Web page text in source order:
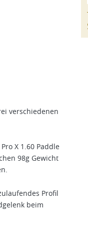
verschiedenen
X 1.60 Paddle
98g Gewicht
Profil
beim